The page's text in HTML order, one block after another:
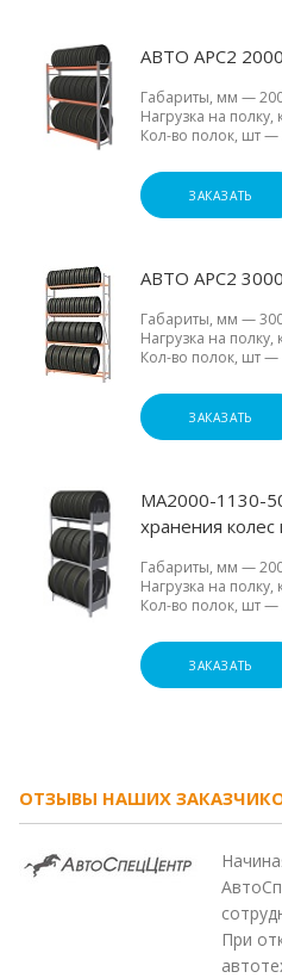
АВТО АРС2
Габариты, мм —
Нагрузка на полку,
Кол-во полок, шт—
ЗАКАЗАТЬ
АВТО АРС2
Габариты, мм —
Нагрузка на полку,
Кол-во полок, шт—
ЗАКАЗАТЬ
МА2000-1130-
хранения колес
Габариты, мм —
Нагрузка на полку,
Кол-во полок, шт—
ЗАКАЗАТЬ
ОТЗЫВЫ НАШИХ
При